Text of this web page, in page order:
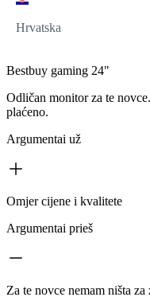
Hrvatska
Bestbuy gaming 24"
Odličan monitor za te
plaćeno.
Argumentai už
Omjer cijene i kvalitete
Argumentai prieš
Za te novce nemam ništa za